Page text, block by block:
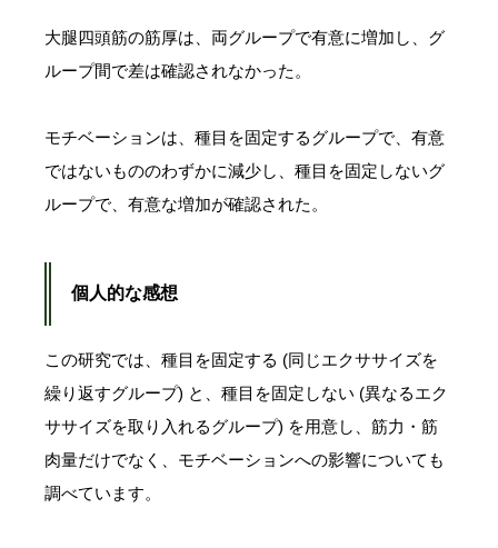
大腿四頭筋の筋厚は、両グループで有意に増加し、グ
ループ間で差は確認されなかった。
モチベーションは、種目を固定するグループで、有意
ではないもののわずかに減少し、種目を固定しないグ
ループで、有意な増加が確認された。
個人的な感想
この研究では、種目を固定する (同じエクササイズを
繰り返すグループ) と、種目を固定しない (異なるエク
ササイズを取り入れるグループ) を用意し、筋力・筋
肉量だけでなく、モチベーションへの影響についても
調べています。